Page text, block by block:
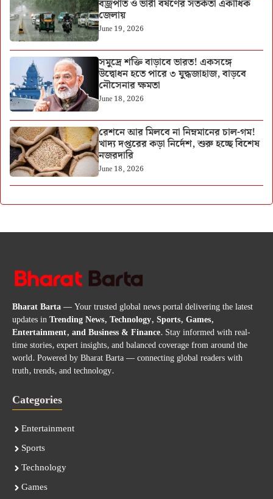
বজ্রপাত ও ভারী বর্ষণের সতর্কতা একাধিক
জেলায়
June 19, 2026
সমুদ্রে শক্তি বাড়াবে ভারত! একসঙ্গে
উদ্বোধন হতে পারে ৩ যুদ্ধজাহাজ, বাড়বে
নৌসেনার ক্ষমতা
June 18, 2026
রেশনে আর মিলবে না নিম্নমানের চাল-গম!
খাদ্য দপ্তরের কড়া নির্দেশ, শুরু হচ্ছে বিশেষ
নজরদারি
June 18, 2026
Bharat Barta— Your trusted global news portal delivering the latest
updates inTrending News, Technology, Sports, Games,
Entertainment, and Business & Finance. Stay informed with real-
time stories, expert insights, and balanced coverage from around the
world. Powered by Bharat Barta — connecting global readers with
truth, trends, and technology.
Categories
Entertainment
Sports
Technology
Games